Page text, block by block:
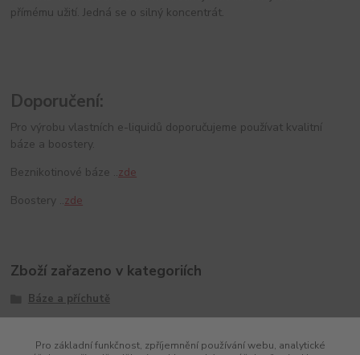
přímému užití. Jedná se o silný koncentrát.
Doporučení:
Pro výrobu vlastních e-liquidů doporučujeme používat kvalitní
báze a boostery.
Beznikotinové báze ..zde
Boostery ..zde
Zboží zařazeno v kategoriích
Báze a příchutě
Ti Juice
Pro základní funkčnost, zpříjemnění používání webu, analytické